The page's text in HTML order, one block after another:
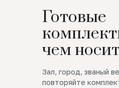
Готовые
чем
Зал, город, званый
повторяйте